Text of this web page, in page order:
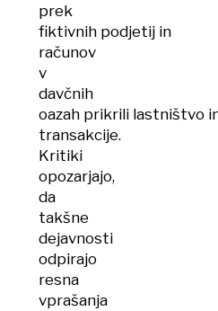
prek
fiktivnih podjetij in
računov
v
davčnih
oazah prikrili lastništvo
transakcije.
Kritiki
opozarjajo,
da
takšne
dejavnosti
odpirajo
resna
vprašanja